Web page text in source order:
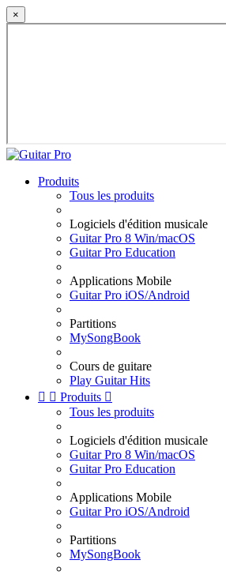
×
Produits
Tous les produits
Logiciels d'édition musicale
Guitar Pro 8 Win/macOS
Guitar Pro Education
Applications Mobile
Guitar Pro iOS/Android
Partitions
MySongBook
Cours de guitare
Play Guitar Hits
  Produits 
Tous les produits
Logiciels d'édition musicale
Guitar Pro 8 Win/macOS
Guitar Pro Education
Applications Mobile
Guitar Pro iOS/Android
Partitions
MySongBook